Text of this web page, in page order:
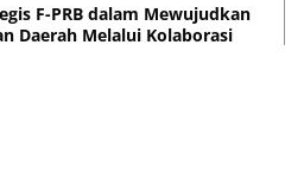
F-PRB dalam Mewujudkan
Daerah Melalui Kolaborasi